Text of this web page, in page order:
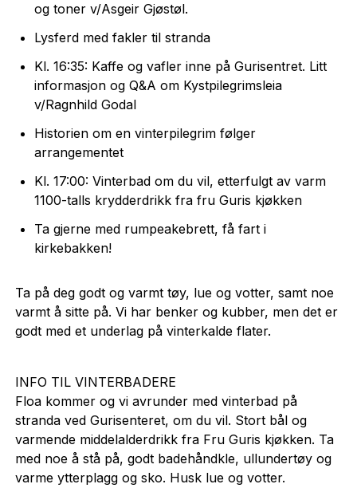
og toner v/Asgeir Gjøstøl.
Lysferd med fakler til stranda
Kl. 16:35: Kaffe og vafler inne på Gurisentret. Litt
informasjon og Q&A om Kystpilegrimsleia
v/Ragnhild Godal
Historien om en vinterpilegrim følger
arrangementet
Kl. 17:00: Vinterbad om du vil, etterfulgt av varm
1100-talls krydderdrikk fra fru Guris kjøkken
Ta gjerne med rumpeakebrett, få fart i
kirkebakken!
Ta på deg godt og varmt tøy, lue og votter, samt noe
varmt å sitte på. Vi har benker og kubber, men det er
godt med et underlag på vinterkalde flater.
INFO TIL VINTERBADERE
Floa kommer og vi avrunder med vinterbad på
stranda ved Gurisenteret, om du vil. Stort bål og
varmende middelalderdrikk fra Fru Guris kjøkken. Ta
med noe å stå på, godt badehåndkle, ullundertøy og
varme ytterplagg og sko. Husk lue og votter.